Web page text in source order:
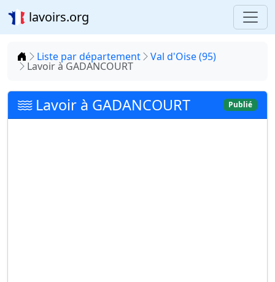
lavoirs.org
Accueil
Liste par département Val d'Oise (95)
Lavoir à GADANCOURT
Lavoir à GADANCOURT Publié